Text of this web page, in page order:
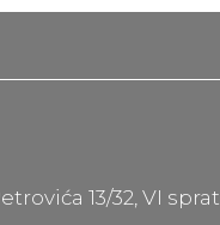
13/32, VI sprat,